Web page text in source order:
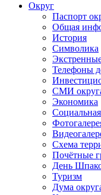
Округ
Паспорт
Общая
История
Символика
Телефоны
СМИ
Экономика
Схема
Почётные
День
Туризм
Дума